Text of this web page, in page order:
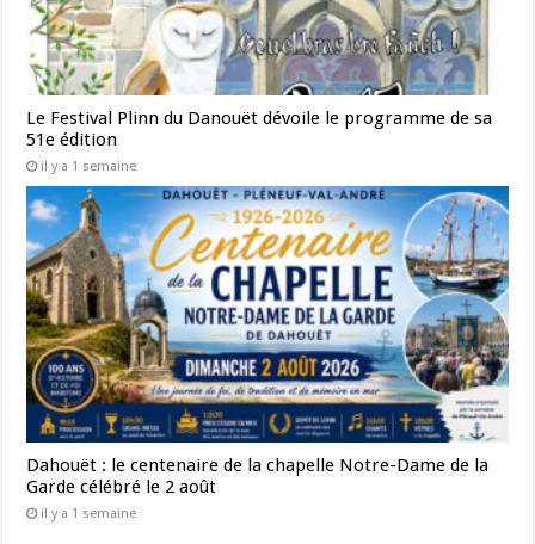
Le Festival Plinn du Danouët dévoile le programme de sa
51e édition
il y a 1 semaine
Dahouët : le centenaire de la chapelle Notre-Dame de la
Garde célébré le 2 août
il y a 1 semaine